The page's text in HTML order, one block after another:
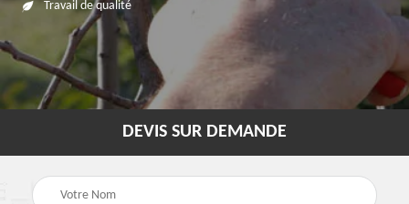
Travail de qualité
DEVIS SUR DEMANDE